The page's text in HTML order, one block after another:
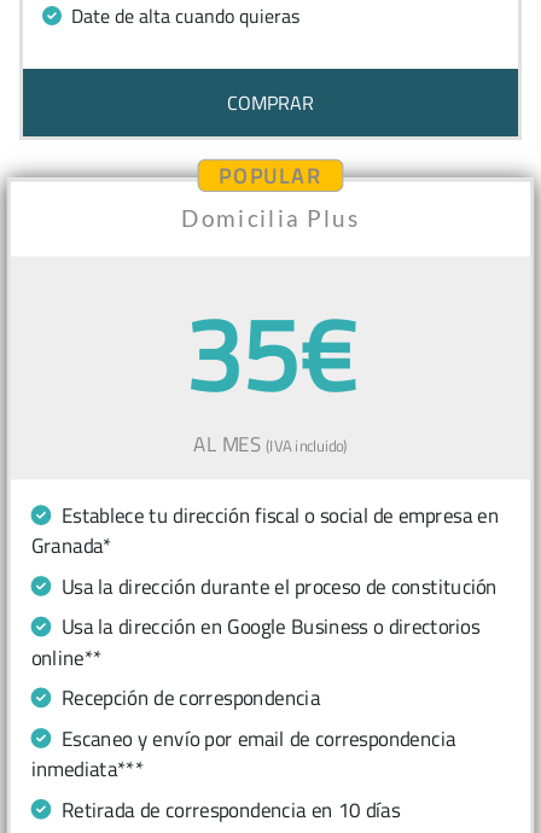
Date de alta cuando quieras
COMPRAR
POPULAR
Domicilia Plus
35€
AL MES(IVA incluido)
Establece tu dirección fiscal o social de empresa en
Granada*
Usa la dirección durante el proceso de constitución
Usa la dirección en Google Business o directorios
online**
Recepción de correspondencia
Escaneo y envío por email de correspondencia
inmediata***
Retirada de correspondencia en 10 días